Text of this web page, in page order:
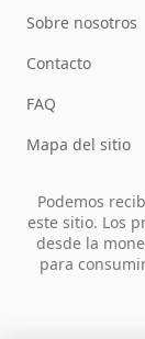
Sobre nosotros
Contacto
FAQ
Mapa del sitio
Podemos
este sitio. Los
desde la
para